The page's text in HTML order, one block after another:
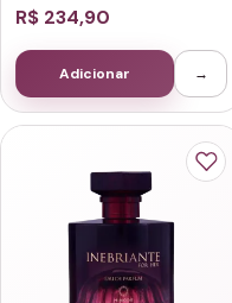
R$ 234,90
Adicionar →